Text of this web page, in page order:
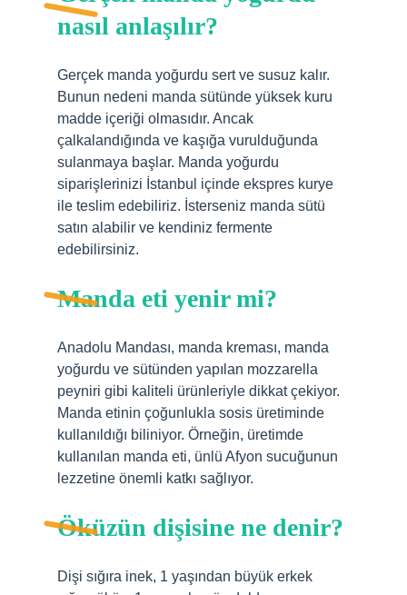
nasıl anlaşılır?
Gerçek manda yoğurdu sert ve susuz kalır.
Bunun nedeni manda sütünde yüksek kuru
madde içeriği olmasıdır. Ancak
çalkalandığında ve kaşığa vurulduğunda
sulanmaya başlar. Manda yoğurdu
siparişlerinizi İstanbul içinde ekspres kurye
ile teslim edebiliriz. İsterseniz manda sütü
satın alabilir ve kendiniz fermente
edebilirsiniz.
Manda eti yenir mi?
Anadolu Mandası, manda kreması, manda
yoğurdu ve sütünden yapılan mozzarella
peyniri gibi kaliteli ürünleriyle dikkat çekiyor.
Manda etinin çoğunlukla sosis üretiminde
kullanıldığı biliniyor. Örneğin, üretimde
kullanılan manda eti, ünlü Afyon sucuğunun
lezzetine önemli katkı sağlıyor.
Öküzün dişisine ne denir?
Dişi sığıra inek, 1 yaşından büyük erkek